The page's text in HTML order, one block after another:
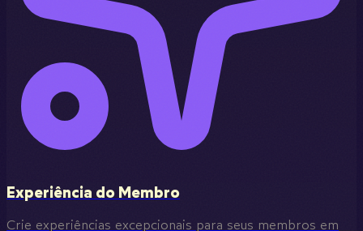
Experiência do Membro
Crie experiências excepcionais para seus membros em